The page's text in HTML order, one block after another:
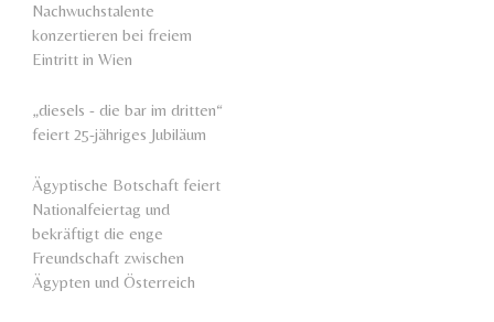
Nachwuchstalente
konzertieren bei freiem
Eintritt in Wien
„diesels - die bar im dritten“
feiert 25-jähriges Jubiläum
Ägyptische Botschaft feiert
Nationalfeiertag und
bekräftigt die enge
Freundschaft zwischen
Ägypten und Österreich